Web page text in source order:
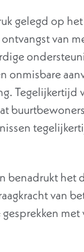
gelegd op
van
onmisbare
Tegelijkertijd
benadrukt
van